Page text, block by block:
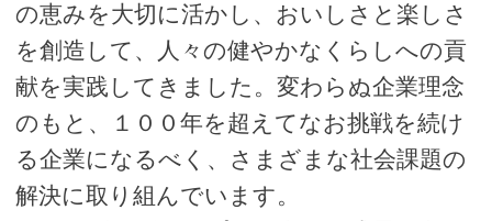
の恵みを大切に活かし、おいしさと楽しさ
を創造して、人々の健やかなくらしへの貢
献を実践してきました。変わらぬ企業理念
のもと、１００年を超えてなお挑戦を続け
る企業になるべく、さまざまな社会課題の
解決に取り組んでいます。